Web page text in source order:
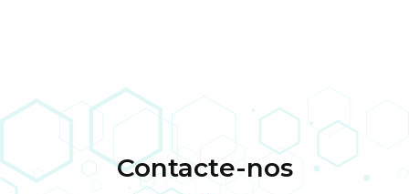
Contacte-nos